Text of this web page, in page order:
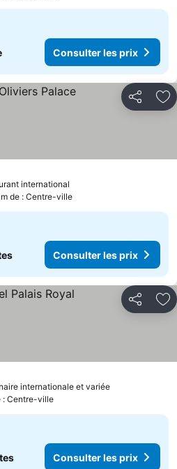
Consulter les prix
Partager
international
de : Centre-ville
Consulter les prix
Partager
internationale et variéeConsulter
les prix
: Centre-ville
Consulter les prix